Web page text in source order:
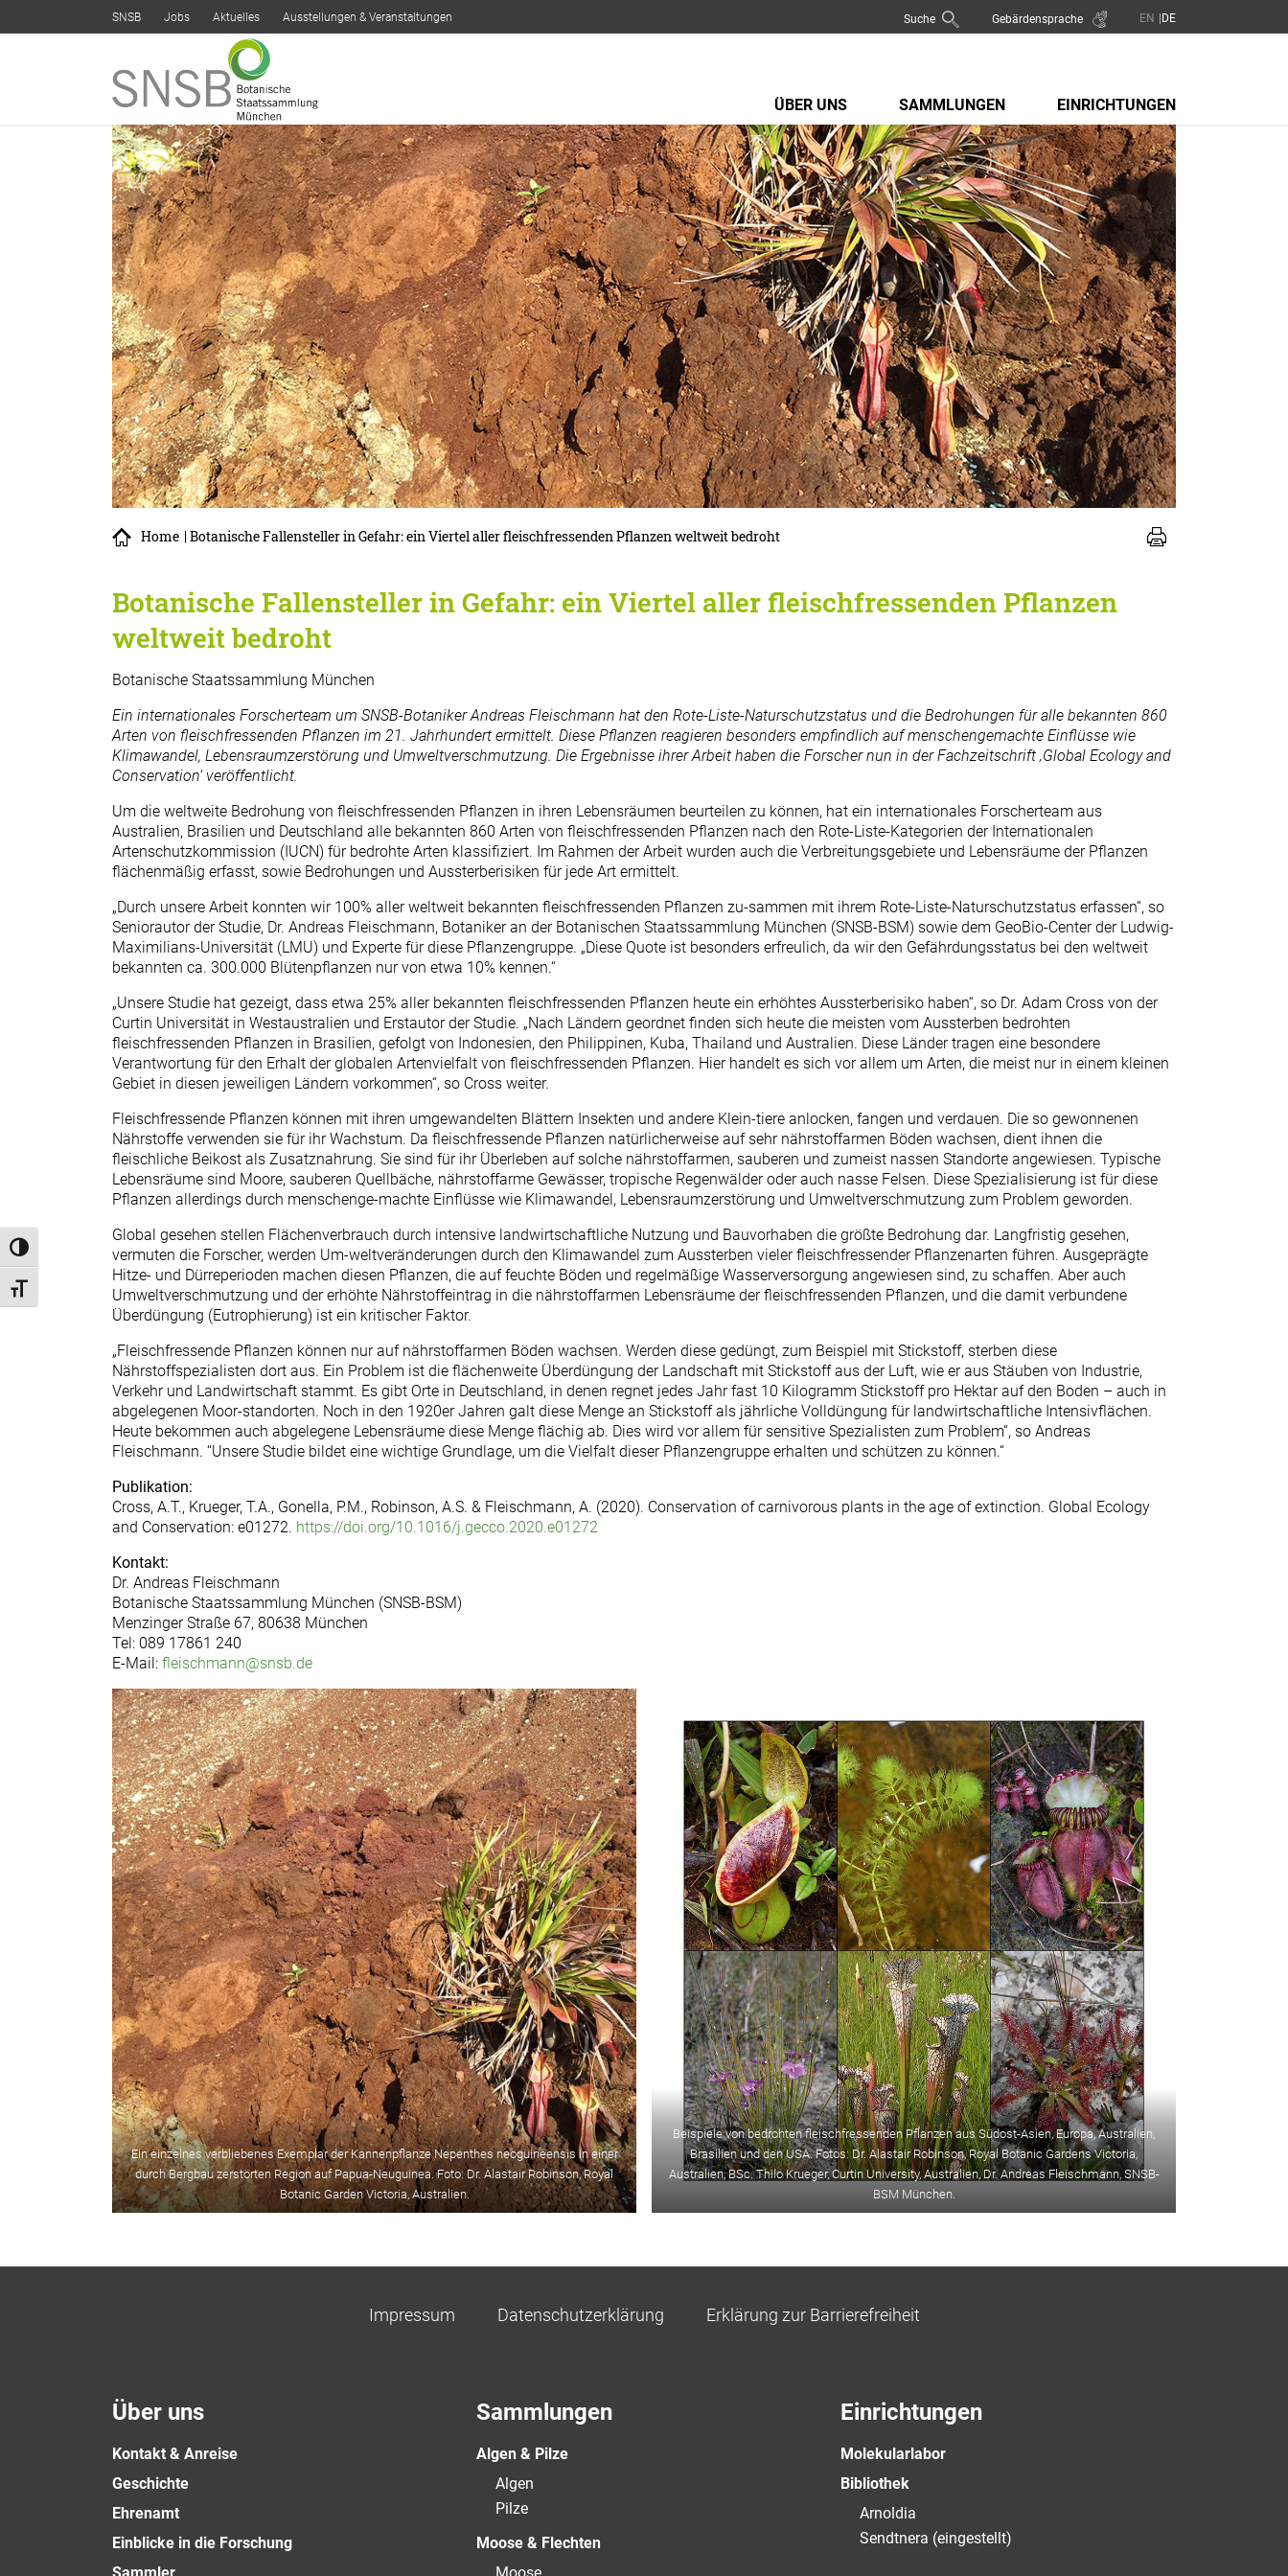
Umschalten auf hohe Kontraste
Schrift vergrößern
SNSB Jobs Aktuelles Ausstellungen & Veranstaltungen Suche Gebärdensprache
ÜBER UNS SAMMLUNGEN EINRICHTUNGEN
Home | Botanische Fallensteller in Gefahr: ein Viertel aller fleischfressenden Pflanzen weltweit bedroht
Botanische Fallensteller in Gefahr: ein Viertel aller fleischfressenden Pflanzen
weltweit bedroht
Botanische Staatssammlung München
Ein internationales Forscherteam um SNSB-Botaniker Andreas Fleischmann hat den Rote-Liste-Naturschutzstatus und die Bedrohungen für alle bekannten 860
Arten von fleischfressenden Pflanzen im 21. Jahrhundert ermittelt. Diese Pflanzen reagieren besonders empfindlich auf menschengemachte Einflüsse wie
Klimawandel, Lebensraumzerstörung und Umweltverschmutzung. Die Ergebnisse ihrer Arbeit haben die Forscher nun in der Fachzeitschrift ‚Global Ecology and
Conservation‘ veröffentlicht.
Um die weltweite Bedrohung von fleischfressenden Pflanzen in ihren Lebensräumen beurteilen zu können, hat ein internationales Forscherteam aus
Australien, Brasilien und Deutschland alle bekannten 860 Arten von fleischfressenden Pflanzen nach den Rote-Liste-Kategorien der Internationalen
Artenschutzkommission (IUCN) für bedrohte Arten klassifiziert. Im Rahmen der Arbeit wurden auch die Verbreitungsgebiete und Lebensräume der Pflanzen
flächenmäßig erfasst, sowie Bedrohungen und Aussterberisiken für jede Art ermittelt.
„Durch unsere Arbeit konnten wir 100% aller weltweit bekannten fleischfressenden Pflanzen zu-sammen mit ihrem Rote-Liste-Naturschutzstatus erfassen“, so
Seniorautor der Studie, Dr. Andreas Fleischmann, Botaniker an der Botanischen Staatssammlung München (SNSB-BSM) sowie dem GeoBio-Center der Ludwig-
Maximilians-Universität (LMU) und Experte für diese Pflanzengruppe. „Diese Quote ist besonders erfreulich, da wir den Gefährdungsstatus bei den weltweit
bekannten ca. 300.000 Blütenpflanzen nur von etwa 10% kennen.“
„Unsere Studie hat gezeigt, dass etwa 25% aller bekannten fleischfressenden Pflanzen heute ein erhöhtes Aussterberisiko haben“, so Dr. Adam Cross von der
Curtin Universität in Westaustralien und Erstautor der Studie. „Nach Ländern geordnet finden sich heute die meisten vom Aussterben bedrohten
fleischfressenden Pflanzen in Brasilien, gefolgt von Indonesien, den Philippinen, Kuba, Thailand und Australien. Diese Länder tragen eine besondere
Verantwortung für den Erhalt der globalen Artenvielfalt von fleischfressenden Pflanzen. Hier handelt es sich vor allem um Arten, die meist nur in einem kleinen
Gebiet in diesen jeweiligen Ländern vorkommen“, so Cross weiter.
Fleischfressende Pflanzen können mit ihren umgewandelten Blättern Insekten und andere Klein-tiere anlocken, fangen und verdauen. Die so gewonnenen
Nährstoffe verwenden sie für ihr Wachstum. Da fleischfressende Pflanzen natürlicherweise auf sehr nährstoffarmen Böden wachsen, dient ihnen die
fleischliche Beikost als Zusatznahrung. Sie sind für ihr Überleben auf solche nährstoffarmen, sauberen und zumeist nassen Standorte angewiesen. Typische
Lebensräume sind Moore, sauberen Quellbäche, nährstoffarme Gewässer, tropische Regenwälder oder auch nasse Felsen. Diese Spezialisierung ist für diese
Pflanzen allerdings durch menschenge-machte Einflüsse wie Klimawandel, Lebensraumzerstörung und Umweltverschmutzung zum Problem geworden.
Global gesehen stellen Flächenverbrauch durch intensive landwirtschaftliche Nutzung und Bauvorhaben die größte Bedrohung dar. Langfristig gesehen,
vermuten die Forscher, werden Um-weltveränderungen durch den Klimawandel zum Aussterben vieler fleischfressender Pflanzenarten führen. Ausgeprägte
Hitze- und Dürreperioden machen diesen Pflanzen, die auf feuchte Böden und regelmäßige Wasserversorgung angewiesen sind, zu schaffen. Aber auch
Umweltverschmutzung und der erhöhte Nährstoffeintrag in die nährstoffarmen Lebensräume der fleischfressenden Pflanzen, und die damit verbundene
Überdüngung (Eutrophierung) ist ein kritischer Faktor.
„Fleischfressende Pflanzen können nur auf nährstoffarmen Böden wachsen. Werden diese gedüngt, zum Beispiel mit Stickstoff, sterben diese
Nährstoffspezialisten dort aus. Ein Problem ist die flächenweite Überdüngung der Landschaft mit Stickstoff aus der Luft, wie er aus Stäuben von Industrie,
Verkehr und Landwirtschaft stammt. Es gibt Orte in Deutschland, in denen regnet jedes Jahr fast 10 Kilogramm Stickstoff pro Hektar auf den Boden – auch in
abgelegenen Moor-standorten. Noch in den 1920er Jahren galt diese Menge an Stickstoff als jährliche Volldüngung für landwirtschaftliche Intensivflächen.
Heute bekommen auch abgelegene Lebensräume diese Menge flächig ab. Dies wird vor allem für sensitive Spezialisten zum Problem“, so Andreas
Fleischmann. “Unsere Studie bildet eine wichtige Grundlage, um die Vielfalt dieser Pflanzengruppe erhalten und schützen zu können.“
Publikation:
Cross, A.T., Krueger, T.A., Gonella, P.M., Robinson, A.S. & Fleischmann, A. (2020). Conservation of carnivorous plants in the age of extinction. Global Ecology
and Conservation: e01272. https://doi.org/10.1016/j.gecco.2020.e01272
Kontakt:
Dr. Andreas Fleischmann
Botanische Staatssammlung München (SNSB-BSM)
Menzinger Straße 67, 80638 München
Tel: 089 17861 240
E-Mail: fleischmann@snsb.de
Ein einzelnes verbliebenes Exemplar der Kannenpflanze Nepenthes neoguineensis in einer
durch Bergbau zerstörten Region auf Papua-Neuguinea. Foto: Dr. Alastair Robinson, Royal
Botanic Garden Victoria, Australien.
Beispiele von bedrohten fleischfressenden Pflanzen aus Südost-Asien, Europa, Australien,
Brasilien und den USA. Fotos: Dr. Alastair Robinson, Royal Botanic Gardens Victoria,
Australien, BSc. Thilo Krueger, Curtin University, Australien, Dr. Andreas Fleischmann, SNSB-
BSM München.
Impressum Datenschutzerklärung Erklärung zur Barrierefreiheit
Über uns
Kontakt & Anreise
Geschichte
Ehrenamt
Einblicke in die Forschung
Sammlungen
Algen & Pilze
Algen
Pilze
Moose & Flechten
Einrichtungen
Molekularlabor
Bibliothek
Arnoldia
Sendtnera (eingestellt)